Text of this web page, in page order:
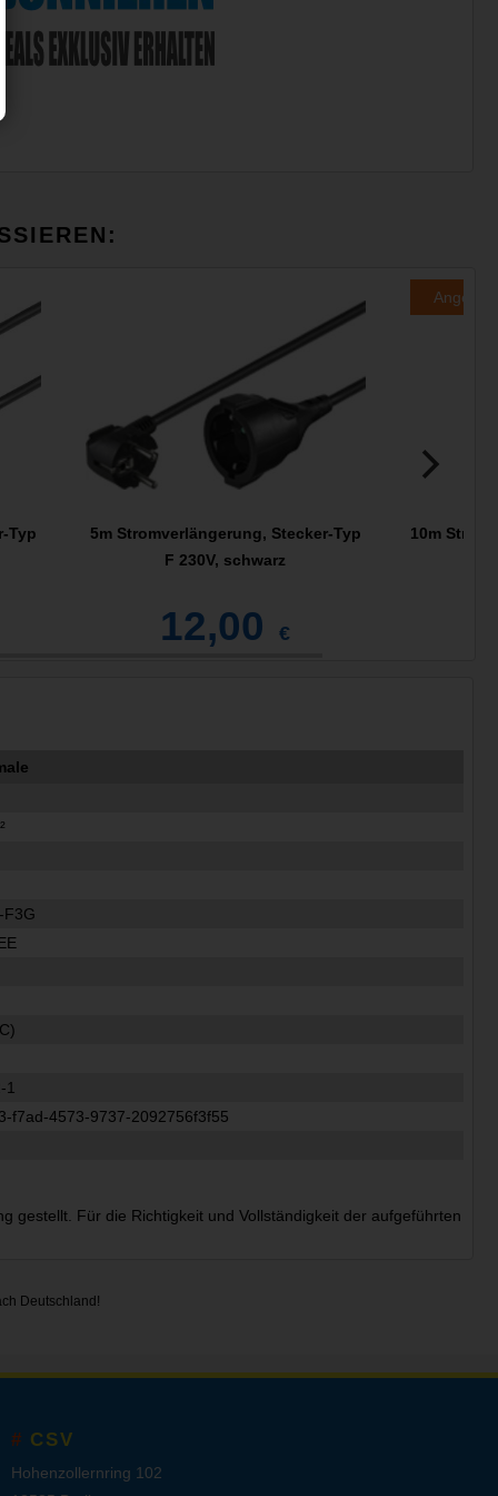
Typ
5m Stromverlängerung, Stecker-Typ
F 230V, schwarz
12,00 €
Angebot
10m
F3G
1
f7ad-4573-9737-2092756f3f55
gestellt. Für die Richtigkeit und Vollständigkeit der aufgeführten
Deutschland!
CSV
Hohenzollernring 102